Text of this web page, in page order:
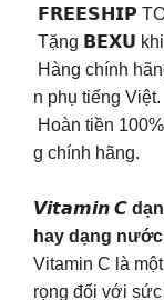
𝗙𝗥𝗘𝗘𝗦𝗛𝗜𝗣
Tặng 𝗕𝗘𝗫𝗨 khi
Hàng chính
n phụ tiếng Việt.
Hoàn tiền
g chính hãng.
𝙑𝙞𝙩𝙖𝙢𝙞𝙣 𝘾
hay dạng nước
Vitamin C là
rọng đối với